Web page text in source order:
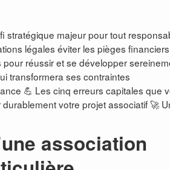
stratégique majeur pour tout
légales éviter les pièges
réussir et se développer
transformera ses contraintes
💪 Les cinq erreurs capitales que
votre projet associatif 🚀
association